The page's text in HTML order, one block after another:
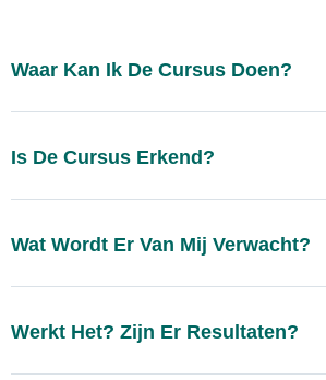
Waar Kan Ik De Cursus Doen?
Is De Cursus Erkend?
Wat Wordt Er Van Mij Verwacht?
Werkt Het? Zijn Er Resultaten?